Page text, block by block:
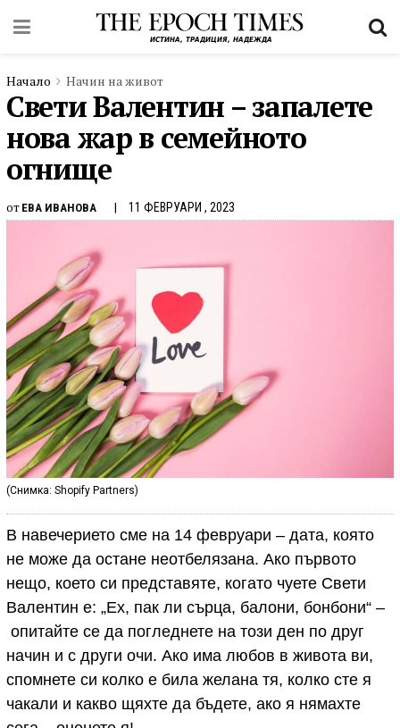
Начало Начин на живот
Свети Валентин – запалете
нова жар в семейното
огнище
от ЕВА ИВАНОВА 11 ФЕВРУАРИ , 2023
(Снимка: Shopify Partners)
В навечерието сме на 14 февруари – дата, която
не може да остане неотбелязана. Ако първото
нещо, което си представяте, когато чуете Свети
Валентин е: „Ех, пак ли сърца, балони, бонбони“ –
опитайте се да погледнете на този ден по друг
начин и с други очи. Ако има любов в живота ви,
спомнете си колко е била желана тя, колко сте я
чакали и какво щяхте да бъдете, ако я нямахте